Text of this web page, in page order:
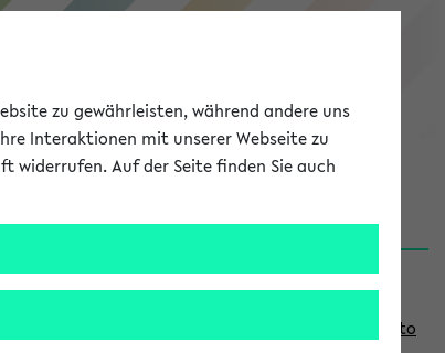
eKVV
S
d
Links
Use the combination search to
zu gewährleisten, während andere uns
Interaktionen mit unserer Webseite zu
widerrufen. Auf der Seite finden Sie auch